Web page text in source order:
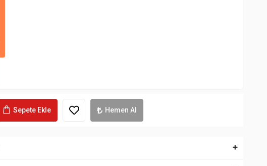
Sepete Ekle Hemen Al